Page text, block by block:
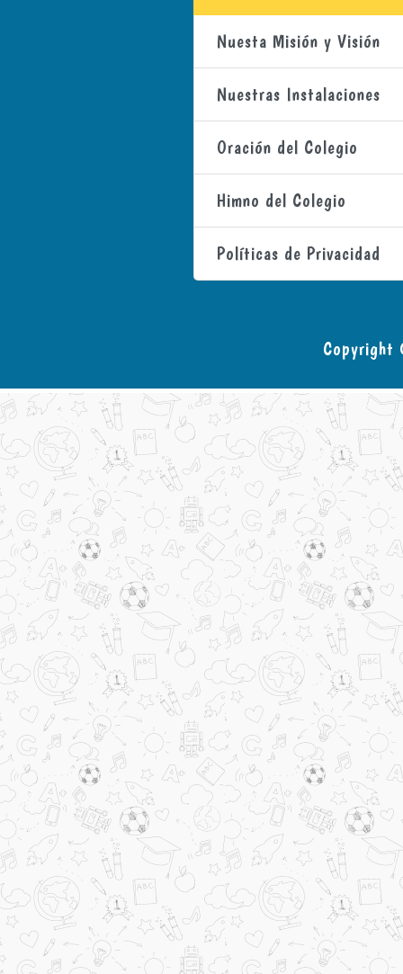
Nuesta Misión y Visión
Nuestras Instalaciones
Oración del Colegio
Himno del Colegio
Políticas de Privacidad